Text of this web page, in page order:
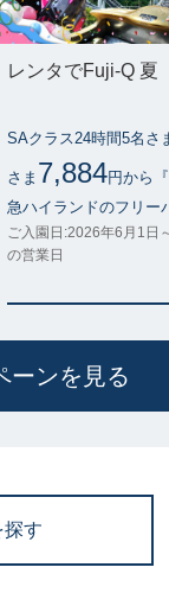
レンタでFuji-Q 夏
SAクラス24時間5名さ
さま 7,884円から
急ハイランドのフリー
ご入園日:2026年6月1日
の営業日
ーンを見る
探す